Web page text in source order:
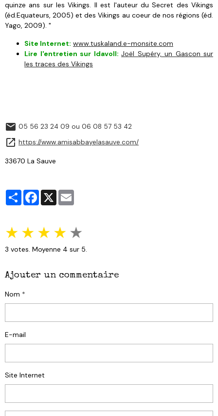
quinze ans sur les Vikings. Il est l'auteur du Secret des Vikings
(éd.Equateurs, 2005) et des Vikings au coeur de nos régions (éd.
Yago, 2009). "
Site Internet: www.tuskaland.e-monsite.com
Lire l'entretien sur Idavoll: Joël Supéry, un Gascon sur
les traces des Vikings
05 56 23 24 09 ou 06 08 57 53 42
https://www.amisabbayelasauve.com/
33670 La Sauve
PartagerFacebook
X
★★★★★
3 votes. Moyenne 4 sur 5.
Ajouter un commentaire
Nom
E-mail
Site Internet